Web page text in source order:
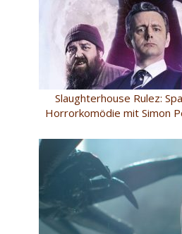
Slaughterhouse Rulez:
Horrorkomödie mit Simon